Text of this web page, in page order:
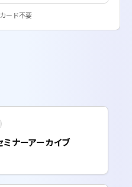
ード不要
ナーアーカイブ